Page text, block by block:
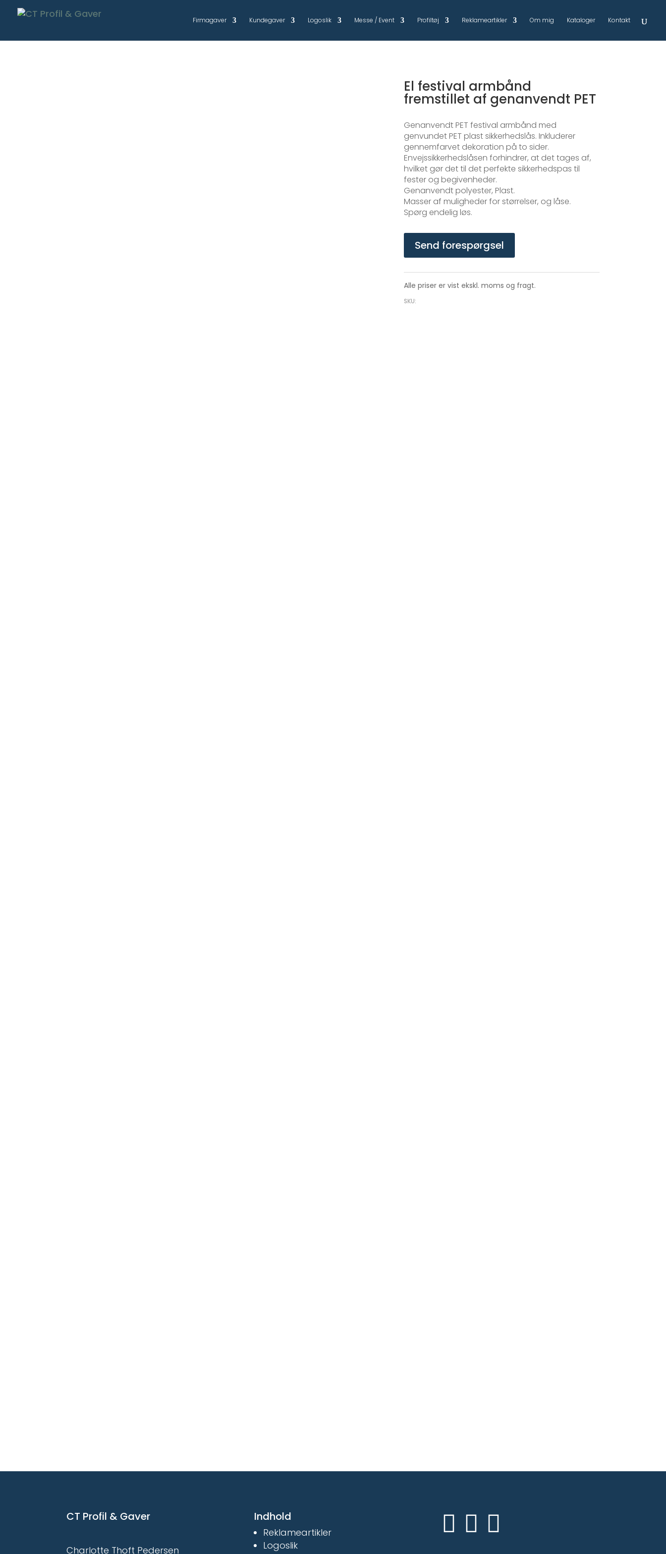
Firmagaver Kundegaver Logoslik Messe / Event Profiltøj Reklameartikler Om mig Kataloger Kontakt
El festival armbånd
fremstillet af genanvendt PET
Genanvendt PET festival armbånd med
genvundet PET plast sikkerhedslås. Inkluderer
gennemfarvet dekoration på to sider.
Envejssikkerhedslåsen forhindrer, at det tages af,
hvilket gør det til det perfekte sikkerhedspas til
fester og begivenheder.
Genanvendt polyester, Plast.
Masser af muligheder for størrelser, og låse.
Spørg endelig løs.
Send forespørgsel
Alle priser er vist ekskl. moms og fragt.
SKU:
CT Profil & Gaver
Charlotte Thoft Pedersen
Indhold
Reklameartikler
Logoslik
  